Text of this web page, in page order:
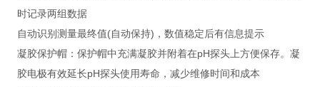
时记录两组数据
自动识别测量最终值(自动保持)，数值稳定后有信息提示
凝胶保护帽：保护帽中充满凝胶并附着在pH探头上方便保存。凝
胶电极有效延长pH探头使用寿命，减少维修时间和成本